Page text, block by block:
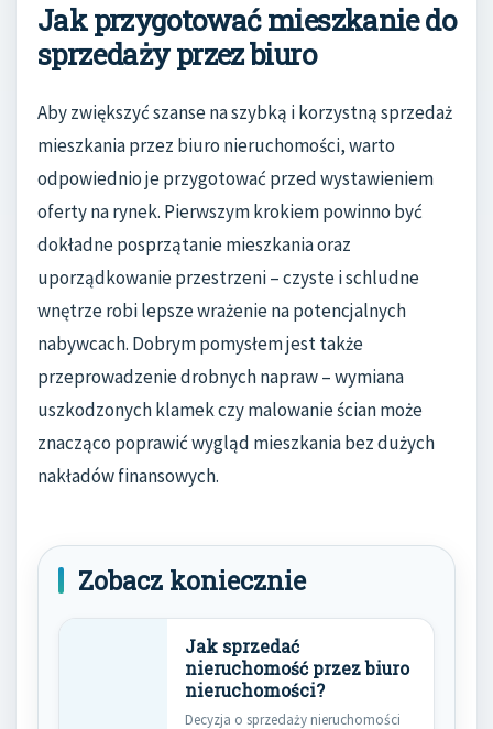
Jak przygotować mieszkanie do
sprzedaży przez biuro
Aby zwiększyć szanse na szybką i korzystną sprzedaż
mieszkania przez biuro nieruchomości, warto
odpowiednio je przygotować przed wystawieniem
oferty na rynek. Pierwszym krokiem powinno być
dokładne posprzątanie mieszkania oraz
uporządkowanie przestrzeni – czyste i schludne
wnętrze robi lepsze wrażenie na potencjalnych
nabywcach. Dobrym pomysłem jest także
przeprowadzenie drobnych napraw – wymiana
uszkodzonych klamek czy malowanie ścian może
znacząco poprawić wygląd mieszkania bez dużych
nakładów finansowych.
Zobacz koniecznie
Jak sprzedać
nieruchomość przez biuro
nieruchomości?
Decyzja o sprzedaży nieruchomości